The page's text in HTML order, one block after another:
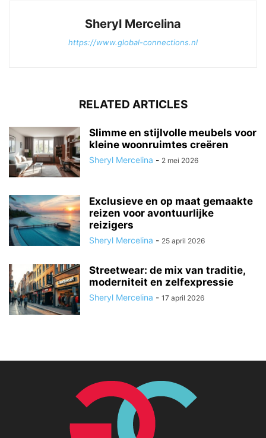
Sheryl Mercelina
https://www.global-connections.nl
RELATED ARTICLES
Slimme en stijlvolle meubels voor
kleine woonruimtes creëren
Sheryl Mercelina - 2 mei 2026
Exclusieve en op maat gemaakte
reizen voor avontuurlijke
reizigers
Sheryl Mercelina - 25 april 2026
Streetwear: de mix van traditie,
moderniteit en zelfexpressie
Sheryl Mercelina - 17 april 2026